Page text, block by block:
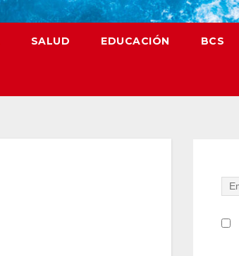
SALUD EDUCACIÓN BCS